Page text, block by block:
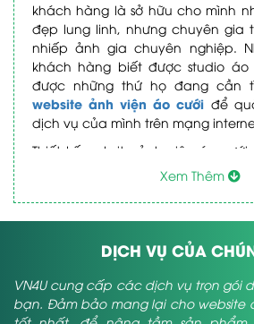
khách hàng là sở hữu cho mình
đẹp lung linh, nhưng chuyên gia
nhiếp ảnh gia chuyên nghiệp.
khách hàng biết được studio
được những thứ họ đang cần
website ảnh viện áo cưới để
dịch vụ của mình trên mạng
Thiết kế website ảnh viện áo cưới
chọn hoang phí bởi nó sẽ mang
nhuận khủng nếu bạn đi đúng
website ảnh viện áo cưới là chỉ
sự hiện diện của studio áo cưới
mà nó còn giống như một cuốn
hàng tìm kiếm các gói dịch vụ của
Hãy chăm chỉ đăng tải hình ảnh,
dịch vụ ảnh viện áo cưới bạn
ảnh, video thể hiện chính linh
Xem Thêm
DỊCH VỤ CỦA
VN4U cung cấp các dịch vụ trọn gói
bạn. Đảm bảo mang lại cho website